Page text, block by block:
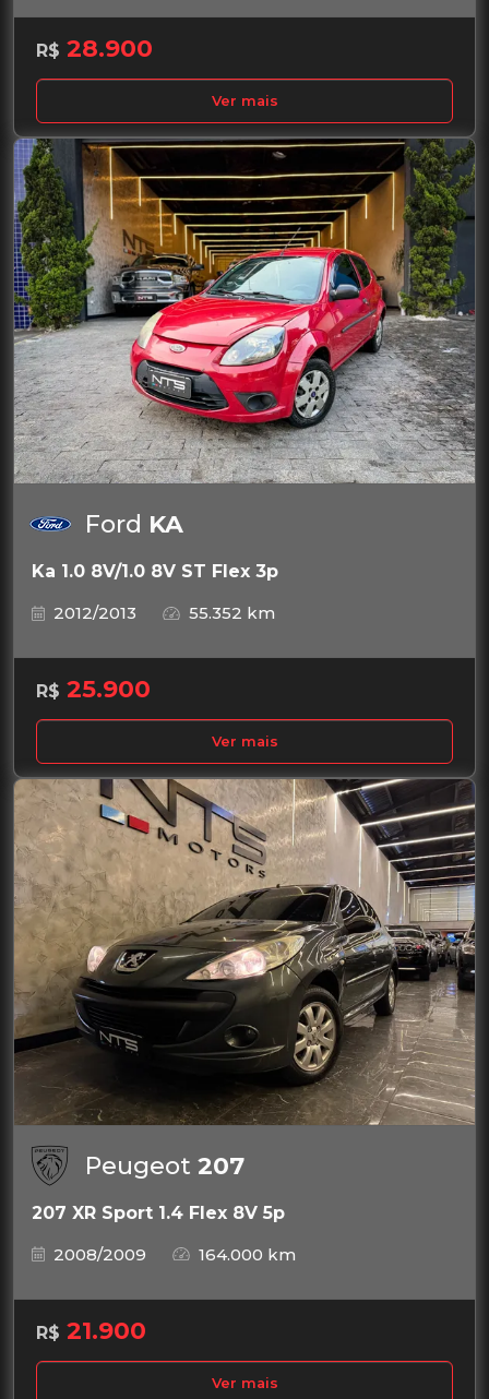
R$ 28.900
Ver mais
Ford KA
Ka 1.0 8V/1.0 8V ST Flex 3p
2012/2013
55.352 km
R$ 25.900
Ver mais
Peugeot 207
207 XR Sport 1.4 Flex 8V 5p
2008/2009
164.000 km
R$ 21.900
Ver mais